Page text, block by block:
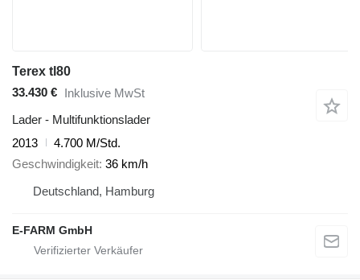
Terex tl80
33.430 € Inklusive MwSt
Lader - Multifunktionslader
2013
4.700 M/Std.
Geschwindigkeit 36 km/h
Deutschland, Hamburg
E-FARM GmbH